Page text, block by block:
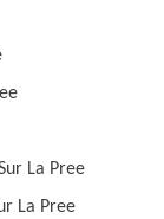
La Pree
La Pree